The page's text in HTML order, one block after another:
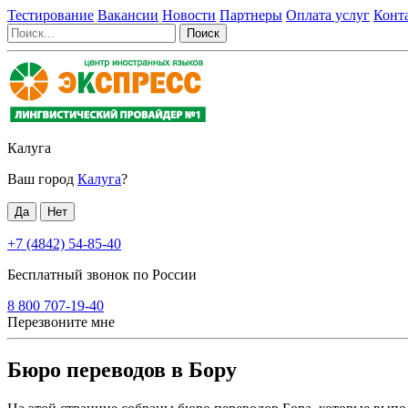
Тестирование Вакансии Новости Партнеры Оплата услуг
Калуга
Ваш город Калуга?
+7 (4842) 54-85-40
Бесплатный звонок по России
8 800 707-19-40
Перезвоните мне
Бюро переводов в Бору